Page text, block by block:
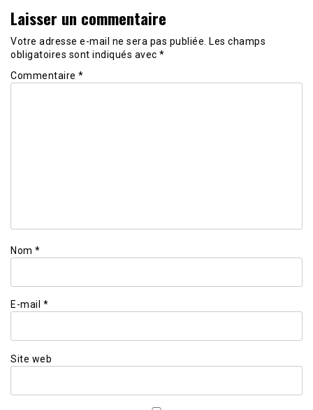
Laisser un commentaire
Votre adresse e-mail ne sera pas publiée.
Les champs
obligatoires sont indiqués avec *
Commentaire *
Nom *
E-mail *
Site web